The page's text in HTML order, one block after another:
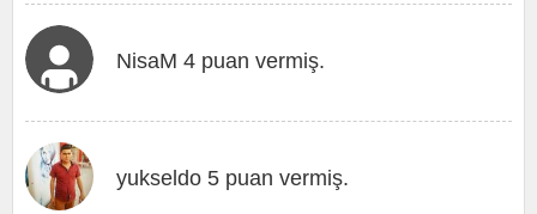
NisaM 4 puan vermiş.
yukseldo 5 puan vermiş.